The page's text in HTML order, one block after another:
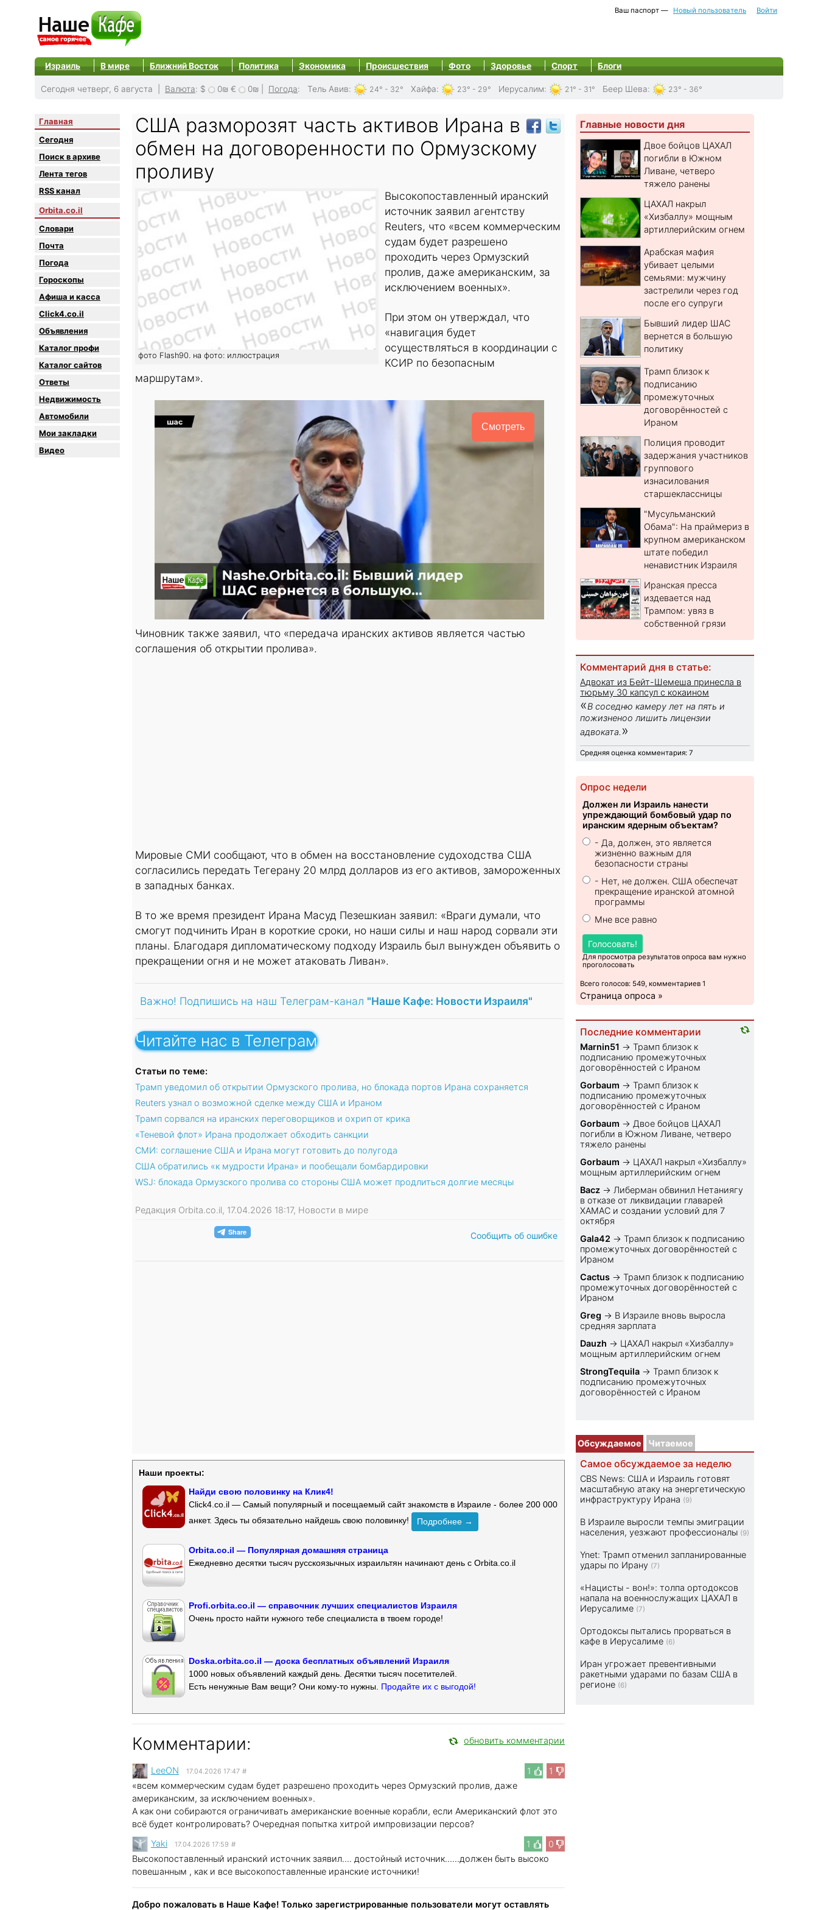
Ваш паспорт — Новый пользователь Войти
Израиль В мире Ближний Восток Политика Экономика Происшествия Фото Здоровье Спорт Блоги
Сегодня четверг, 6 августа | Валюта: $ 0₪ € 0₪ Погода: Тель Авив: 24° - 32° Хайфа: 23° - 29° Иерусалим: 21° - 31° Беер Шева: 23° - 36°
Главная
Сегодня
Поиск в архиве
Лента тегов
RSS канал
Orbita.co.il
Словари
Почта
Погода
Гороскопы
Афиша и касса
Click4.co.il
Объявления
Каталог профи
Каталог сайтов
Oтветы
Недвижимость
Автомобили
Мои закладки
Видео
США разморозят часть активов Ирана в
обмен на договоренности по Ормузскому
проливу
фото Flash90. на фото: иллюстрация
Высокопоставленный иранский
источник заявил агентству
Reuters, что «всем коммерческим
судам будет разрешено
проходить через Ормузский
пролив, даже американским, за
исключением военных».
При этом он утверждал, что
«навигация будет
осуществляться в координации с
КСИР по безопасным
маршрутам».
Смотреть
Чиновник также заявил, что «передача иранских активов является частью
соглашения об открытии пролива».
Мировые СМИ сообщают, что в обмен на восстановление судоходства США
согласились передать Тегерану 20 млрд долларов из его активов, замороженных
в западных банках.
В то же время президент Ирана Масуд Пезешкиан заявил: «Враги думали, что
смогут подчинить Иран в короткие сроки, но наши силы и наш народ сорвали эти
планы. Благодаря дипломатическому подходу Израиль был вынужден объявить о
прекращении огня и не может атаковать Ливан».
Важно! Подпишись на наш Телеграм-канал "Наше Кафе: Новости Израиля"
Читайте нас в Телеграм
Статьи по теме:
Трамп уведомил об открытии Ормузского пролива, но блокада портов Ирана сохраняется
Reuters узнал о возможной сделке между США и Ираном
Трамп сорвался на иранских переговорщиков и охрип от крика
«Теневой флот» Ирана продолжает обходить санкции
СМИ: соглашение США и Ирана могут готовить до полугода
США обратились «к мудрости Ирана» и пообещали бомбардировки
WSJ: блокада Ормузского пролива со стороны США может продлиться долгие месяцы
Редакция Orbita.co.il, 17.04.2026 18:17, Новости в мире
Сообщить об ошибке
Наши проекты:
Найди свою половинку на Клик4!
Click4.co.il — Самый популярный и посещаемый сайт знакомств в Израиле - более 200 000
анкет. Здесь ты обязательно найдешь свою половинку!
Подробнее →
Orbita.co.il — Популярная домашняя страница
Ежедневно десятки тысяч русскоязычных израильтян начинают день с Orbita.co.il
Profi.orbita.co.il — справочник лучших специалистов Израиля
Очень просто найти нужного тебе специалиста в твоем городе!
Doska.orbita.co.il — доска бесплатных объявлений Израиля
1000 новых объявлений каждый день. Десятки тысяч посетителей.
Есть ненужные Вам вещи? Они кому-то нужны. Продайте их с выгодой!
Комментарии: обновить комментарии
1 1
LeeON 17.04.2026 17:47 #
«всем коммерческим судам будет разрешено проходить через Ормузский пролив, даже
американским, за исключением военных».
А как они собираются ограничивать американские военные корабли, если Американский флот это
всё будет контролировать? Очередная попытка хитрой импровизации персов?
1
0
Yaki 17.04.2026 17:59 #
Высокопоставленный иранский источник заявил.... достойный источник......должен быть высоко
повешанным , как и все высокопоставленные иранские источники!
Добро пожаловать в Наше Кафе! Только зарегистрированные пользователи могут оставлять
Главные новости дня
Двое бойцов ЦАХАЛ
погибли в Южном
Ливане, четверо
тяжело ранены
ЦАХАЛ накрыл
«Хизбаллу» мощным
артиллерийским огнем
Арабская мафия
убивает целыми
семьями: мужчину
застрелили через год
после его супруги
Бывший лидер ШАС
вернется в большую
политику
Трамп близок к
подписанию
промежуточных
договорённостей с
Ираном
Полиция проводит
задержания участников
группового
изнасилования
старшеклассницы
"Мусульманский
Обама": На праймериз в
крупном американском
штате победил
ненавистник Израиля
Иранская пресса
издевается над
Трампом: увяз в
собственной грязи
Комментарий дня в статье:
Адвокат из Бейт-Шемеша принесла в
тюрьму 30 капсул с кокаином
«В соседню камеру лет на пять и
пожизненоо лишить лицензии
адвоката. »
Средняя оценка комментария: 7
Опрос недели
Должен ли Израиль нанести
упреждающий бомбовый удар по
иранским ядерным объектам?
- Да, должен, это является
жизненно важным для
безопасности страны
- Нет, не должен. США обеспечат
прекращение иранской атомной
программы
Мне все равно
Голосовать!
Для просмотра результатов опроса вам нужно
проголосовать
Всего голосов: 549, комментариев 1
Страница опроса »
Последние комментарии
Marnin51 →Трамп близок к
подписанию промежуточных
договорённостей с Ираном
Gorbaum →Трамп близок к
подписанию промежуточных
договорённостей с Ираном
Gorbaum → Двое бойцов ЦАХАЛ
погибли в Южном Ливане, четверо
тяжело ранены
Gorbaum → ЦАХАЛ накрыл «Хизбаллу»
мощным артиллерийским огнем
Bacz → Либерман обвинил Нетаниягу
в отказе от ликвидации главарей
ХАМАС и создании условий для 7
октября
Gala42 →Трамп близок к подписанию
промежуточных договорённостей с
Ираном
Cactus →Трамп близок к подписанию
промежуточных договорённостей с
Ираном
Greg → В Израиле вновь выросла
средняя зарплата
Dauzh → ЦАХАЛ накрыл «Хизбаллу»
мощным артиллерийским огнем
StrongTequila →Трамп близок к
подписанию промежуточных
договорённостей с Ираном
Обсуждаемое Читаемое
Самое обсуждаемое за неделю
CBS News: США и Израиль готовят
масштабную атаку на энергетическую
инфраструктуру Ирана (9)
В Израиле выросли темпы эмиграции
населения, уезжают профессионалы (9)
Ynet: Трамп отменил запланированные
удары по Ирану (7)
«Нацисты - вон!»: толпа ортодоксов
напала на военнослужащих ЦАХАЛ в
Иерусалиме (7)
Ортодоксы пытались прорваться в
кафе в Иерусалиме (6)
Иран угрожает превентивными
ракетными ударами по базам США в
регионе (6)